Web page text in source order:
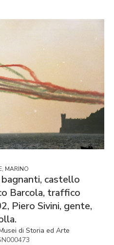
MARINO
castello
Barcola, traffico
Piero Sivini, gente,
di Storia ed Arte